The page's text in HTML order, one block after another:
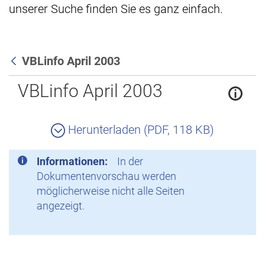
unserer Suche finden Sie es ganz einfach.
Zurück
VBLinfo April 2003
VBLinfo April 2003
Herunterladen (PDF, 118 KB)
Informationen:
In der
Dokumentenvorschau werden
möglicherweise nicht alle Seiten
angezeigt.